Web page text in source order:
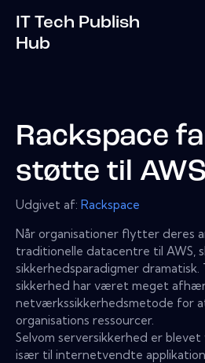
IT Tech Publish
Hub
Rackspace
støtte til AWS
Udgivet af: Rackspace
Når organisationer flytter deres
traditionelle datacentre til AWS,
sikkerhedsparadigmer dramatisk.
sikkerhed har været meget
netværkssikkerhedsmetode for
organisations ressourcer.
Selvom serversikkerhed er
især til internetvendte